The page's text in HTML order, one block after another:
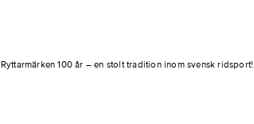
Ryttarmärken 100 år – en stolt tradition inom svensk ridsport!